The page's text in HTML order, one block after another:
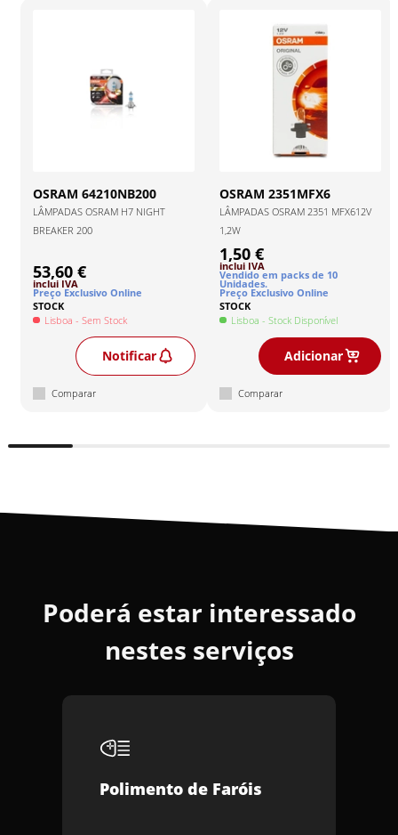
OSRAM 64210NB200
LÂMPADAS OSRAM H7 NIGHT
BREAKER 200
53,60 €
inclui IVA
Preço Exclusivo Online
STOCK
Lisboa - Sem Stock
Notificar
Comparar
OSRAM 2351MFX6
LÂMPADAS OSRAM 2351 MFX612V
1,2W
1,50 €
inclui IVA
Vendido em packs de 10
Unidades.
Preço Exclusivo Online
STOCK
Lisboa - Stock Disponível
Adicionar
Comparar
Poderá estar interessado
nestes serviços
Polimento de Faróis